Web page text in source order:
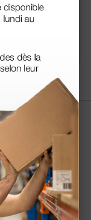
€
IVA)